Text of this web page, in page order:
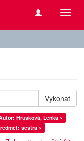
Vykonat
Hrušková, Lenka ×
sestra ×